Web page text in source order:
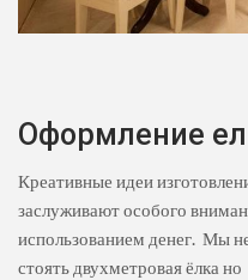
Оформление
Креативные идеи
заслуживают особого
использованием денег. Мы
стоять двухметровая ёлка но